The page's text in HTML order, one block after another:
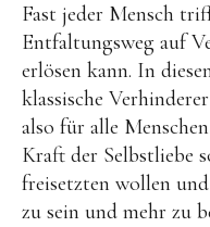
Fast jeder Mensch
Entfaltungsweg auf
erlösen kann. In
klassische
also für alle
Kraft der Selbstliebe
freisetzten wollen
zu sein und mehr zu